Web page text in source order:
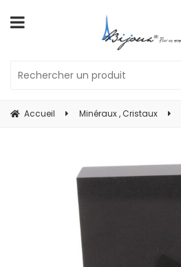
Accueil Minéraux , Cristaux